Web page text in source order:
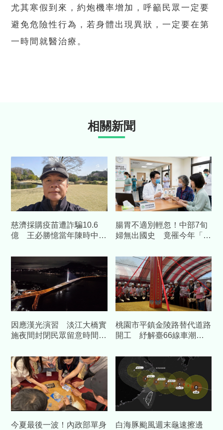
尤其寒假到來，約炮機率增加，呼籲民眾一定要
避免危險性行為，若身體出現異狀，一定要在第
一時間就醫治療。
相關新聞
慈濟採購疫苗遭詐騙10.6
億 王必勝憶當年陳時中睿
腸胃不適別輕忽！中部7旬
婦無出國史 竟罹今年「首
因應漢光演習 淡江大橋實
施夜間封閉民眾留意時間改
桃園市平鎮金陵路替代道路
開工 紓解臺66線車潮中
今夏最後一波！內政部單身 白海豚颱風週末龜速擦邊